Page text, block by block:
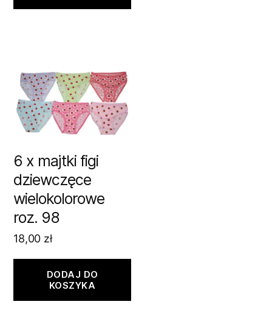
6 x majtki figi
dziewczęce
wielokolorowe
roz. 98
18,00 zł
DODAJ DO
KOSZYKA